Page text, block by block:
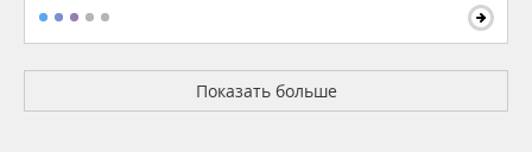
Показать больше